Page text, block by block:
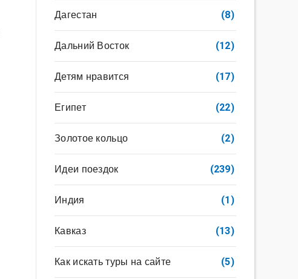
Дагестан (8)
Дальний Восток (12)
Детям нравится (17)
Египет (22)
Золотое кольцо (2)
Идеи поездок (239)
Индия (1)
Кавказ (13)
Как искать туры на сайте (5)